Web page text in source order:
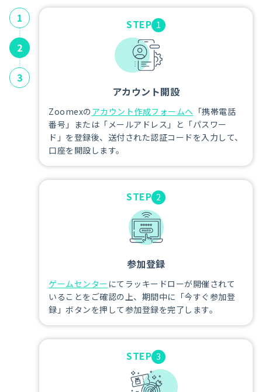
1
2
3
STEP 1
アカウント開設
Zoomexの アカウント作成フォームへ 「携帯電話
番号」または「メールアドレス」と「パスワー
ド」を登録後、送付された認証コードを入力して、
口座を開設します。
STEP 2
参加登録
ゲームセンター にてラッキードローが開催されて
いることをご確認の上、期間中に「今すぐ参加登
録」ボタンを押して参加登録を完了します。
STEP 3